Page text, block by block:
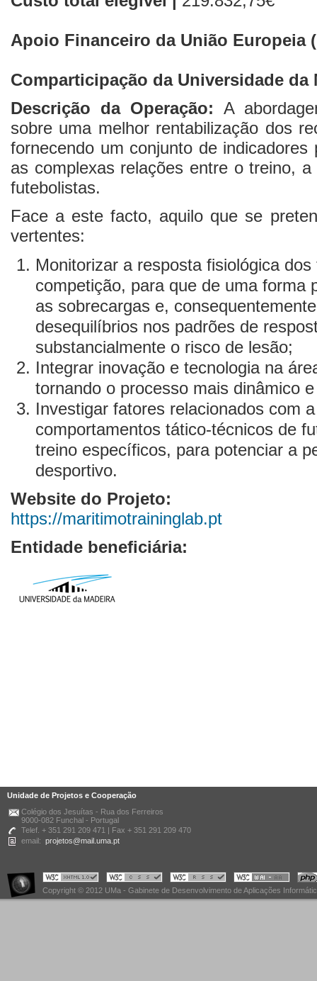
Apoio Financeiro da União Europeia
Comparticipação da Universidade da
Descrição da Operação: A
sobre uma melhor rentabilização dos
fornecendo um conjunto de
as complexas relações entre o treino,
futebolistas.
Face a este facto, aquilo que se
vertentes:
Monitorizar a resposta fisiológica
competição, para que de uma forma
as sobrecargas e,
desequilíbrios nos padrões de
substancialmente o risco de lesão;
Integrar inovação e tecnologia na
tornando o processo mais dinâmico
Investigar fatores relacionados com
comportamentos tático-técnicos de
treino específicos, para potenciar a
desportivo.
Website do Projeto:
https://maritimotraininglab.pt
Entidade beneficiária:
Unidade de Projetos e Cooperação
Colégio dos Jesuítas - Rua dos Ferreiros
9000-082 Funchal - Portugal
Telef. + 351 291 209 471 | Fax + 351 291 209 470
email: projetos@mail.uma.pt
Copyright © 2012 UMa - Gabinete de Desenvolvimento de Aplicações